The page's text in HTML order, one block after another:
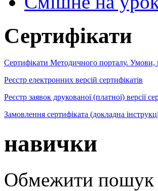
Сертифікати
Сертифікати Методичного порталу. Умови,
Реєстр електронних версій сертифікатів
Реєстр заявок друкованої (платної) версії
Замовлення сертифіката (докладна
навички
Обмежити пошук